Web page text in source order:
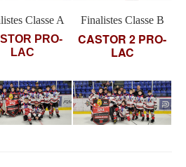
Classe A
PRO-
LAC
Finalistes Classe B
CASTOR 2 PRO-
LAC